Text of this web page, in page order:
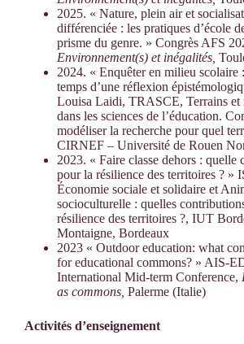
2025. « Nature, plein air et
différenciée : les pratiques d’école
prisme du genre. » Congrès AFS
Environnement(s) et inégalités,
2024. « Enquêter en milieu scolaire
temps d’une réflexion
Louisa Laidi, TRASCE, Terrains et
dans les sciences de l’éducation.
modéliser la recherche pour quel
CIRNEF – Université de Rouen
2023. « Faire classe dehors : quelle
pour la résilience des territoires ? »
Économie sociale et solidaire et
socioculturelle : quelles
résilience des territoires ?, IUT
Montaigne, Bordeaux
2023 « Outdoor education: what
for educational commons? » AIS-
International Mid-term Conference,
as commons, Palerme (Italie)
Activités d’enseignement